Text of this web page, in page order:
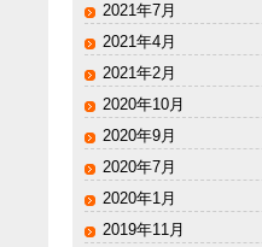
2021年7月
2021年4月
2021年2月
2020年10月
2020年9月
2020年7月
2020年1月
2019年11月